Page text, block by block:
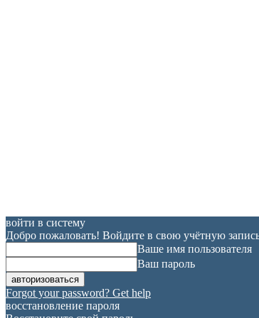
войти в систему
Добро пожаловать! Войдите в свою учётную
Ваше имя пользователя
Ваш пароль
Forgot your password? Get help
восстановление пароля